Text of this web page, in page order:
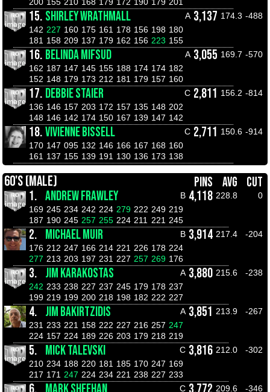
15. SHIRLEY WRATHMALL A 3,137 174.3 -488
142 227 160 175 161 178 156 198 180
181 158 209 137 179 162 156 223 155
16. BELINDA MIFSUD A 3,055 169.7 -570
162 187 147 145 155 188 174 174 182
152 148 179 173 212 181 179 157 160
17. DEBBIE STAIER C 2,811 156.2 -814
136 146 157 203 172 157 135 148 202
148 146 142 174 150 167 139 147 142
18.VIVIENNE BISSELL C 2,711 150.6 -914
170 147 095 132 146 166 167 168 160
161 137 155 139 191 130 136 173 138
60'S (MALE) PINS AVG
CUT
1. ANDREW FRAWLEY B 4,118 228.8
0
169 245 234 242 224 279 222 249 219
187 190 245 257 255 224 211 221 245
2. MICHAEL MUIR B 3,914 217.4
-204
176 212 247 166 214 221 226 178 224
277 213 203 197 231 227 257 269 176
3. JIM KARAKOSTAS A 3,880 215.6
-238
242 233 238 227 237 245 179 178 237
199 219 199 200 218 198 182 222 227
4. JIM BAKIRTZIDIS A 3,851 213.9
-267
231 233 221 158 222 227 216 257 247
224 157 224 189 226 203 179 218 219
5. MICK TALEVSKI C 3,816 212.0
-302
210 234 188 220 181 185 170 247 169
217 171 247 224 234 221 238 227 233
C 209.6 -346